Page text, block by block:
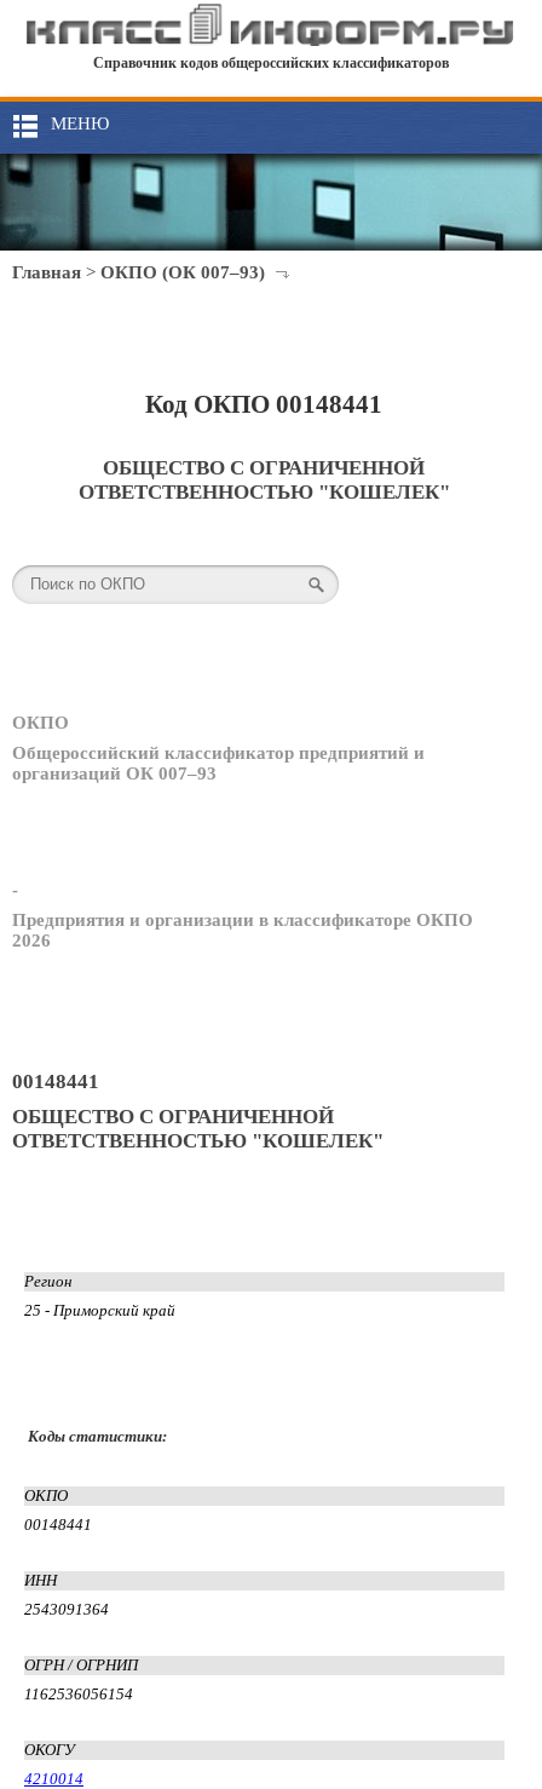
Справочник кодов общероссийских классификаторов
МЕНЮ
Главная > ОКПО (ОК 007–93)
Код ОКПО 00148441
ОБЩЕСТВО С ОГРАНИЧЕННОЙ
ОТВЕТСТВЕННОСТЬЮ "КОШЕЛЕК"
ОКПО
Общероссийский классификатор предприятий и
организаций ОК 007–93
-
Предприятия и организации в классификаторе ОКПО
2026
00148441
ОБЩЕСТВО С ОГРАНИЧЕННОЙ
ОТВЕТСТВЕННОСТЬЮ "КОШЕЛЕК"
Регион
25 - Приморский край
Коды статистики:
ОКПО
00148441
ИНН
2543091364
ОГРН / ОГРНИП
1162536056154
ОКОГУ
4210014